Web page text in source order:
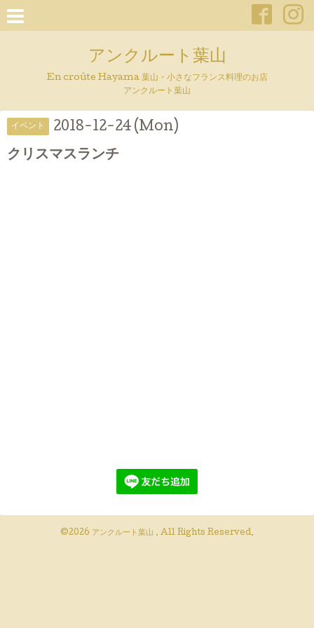
アンクルート葉山
En croûte Hayama 葉山・小さなフランス料理のお店
アンクルート葉山
イベント 2018-12-24 (Mon)
クリスマスランチ
©2026 アンクルート葉山 . All Rights Reserved.